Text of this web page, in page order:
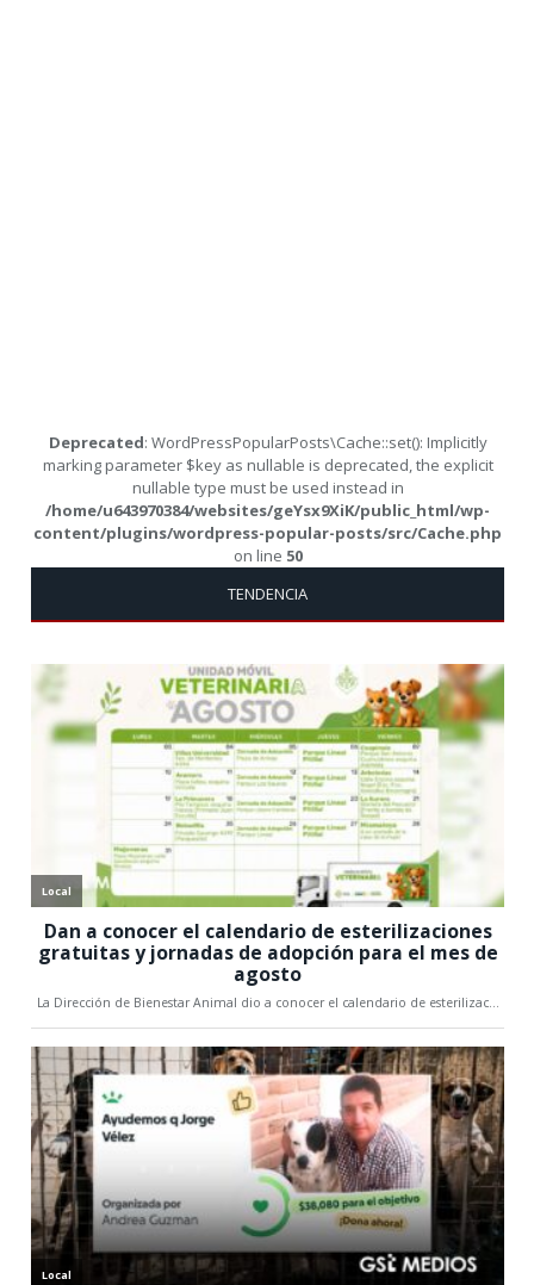
Deprecated: WordPressPopularPosts\Cache::set(): Implicitly
marking parameter $key as nullable is deprecated, the explicit
nullable type must be used instead in
/home/u643970384/websites/geYsx9XiK/public_html/wp-
content/plugins/wordpress-popular-posts/src/Cache.php
on line 50
TENDENCIA